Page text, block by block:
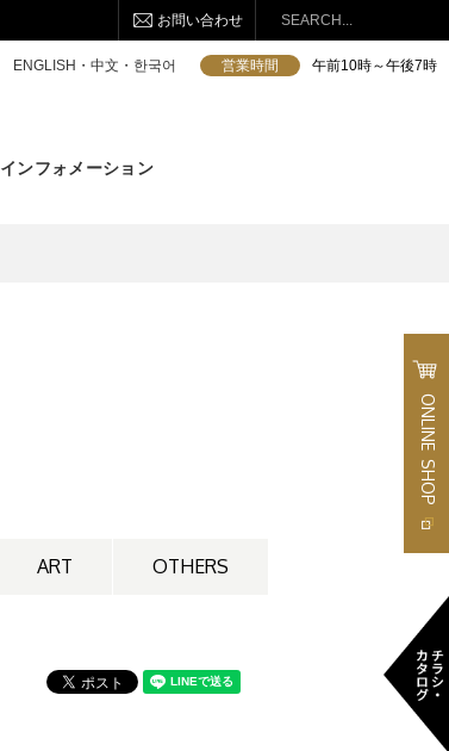
お問い合わせ 検索
ONLINE
SHOP
ENGLISH・中文・한국어 営業時間 午前10時～午後7時
インフォメーション
ART OTHERS